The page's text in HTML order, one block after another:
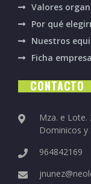
Valores
Por qué
Nuestros
Ficha
CONTACTO
Mza. e Lote.
Dominicos y
964842169